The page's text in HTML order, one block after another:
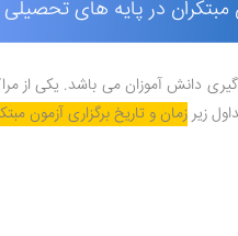
مبتکران در پایه های
دانش آموزان می باشد. یکی از
زیرزمان و تاریخ برگزاری آزمون